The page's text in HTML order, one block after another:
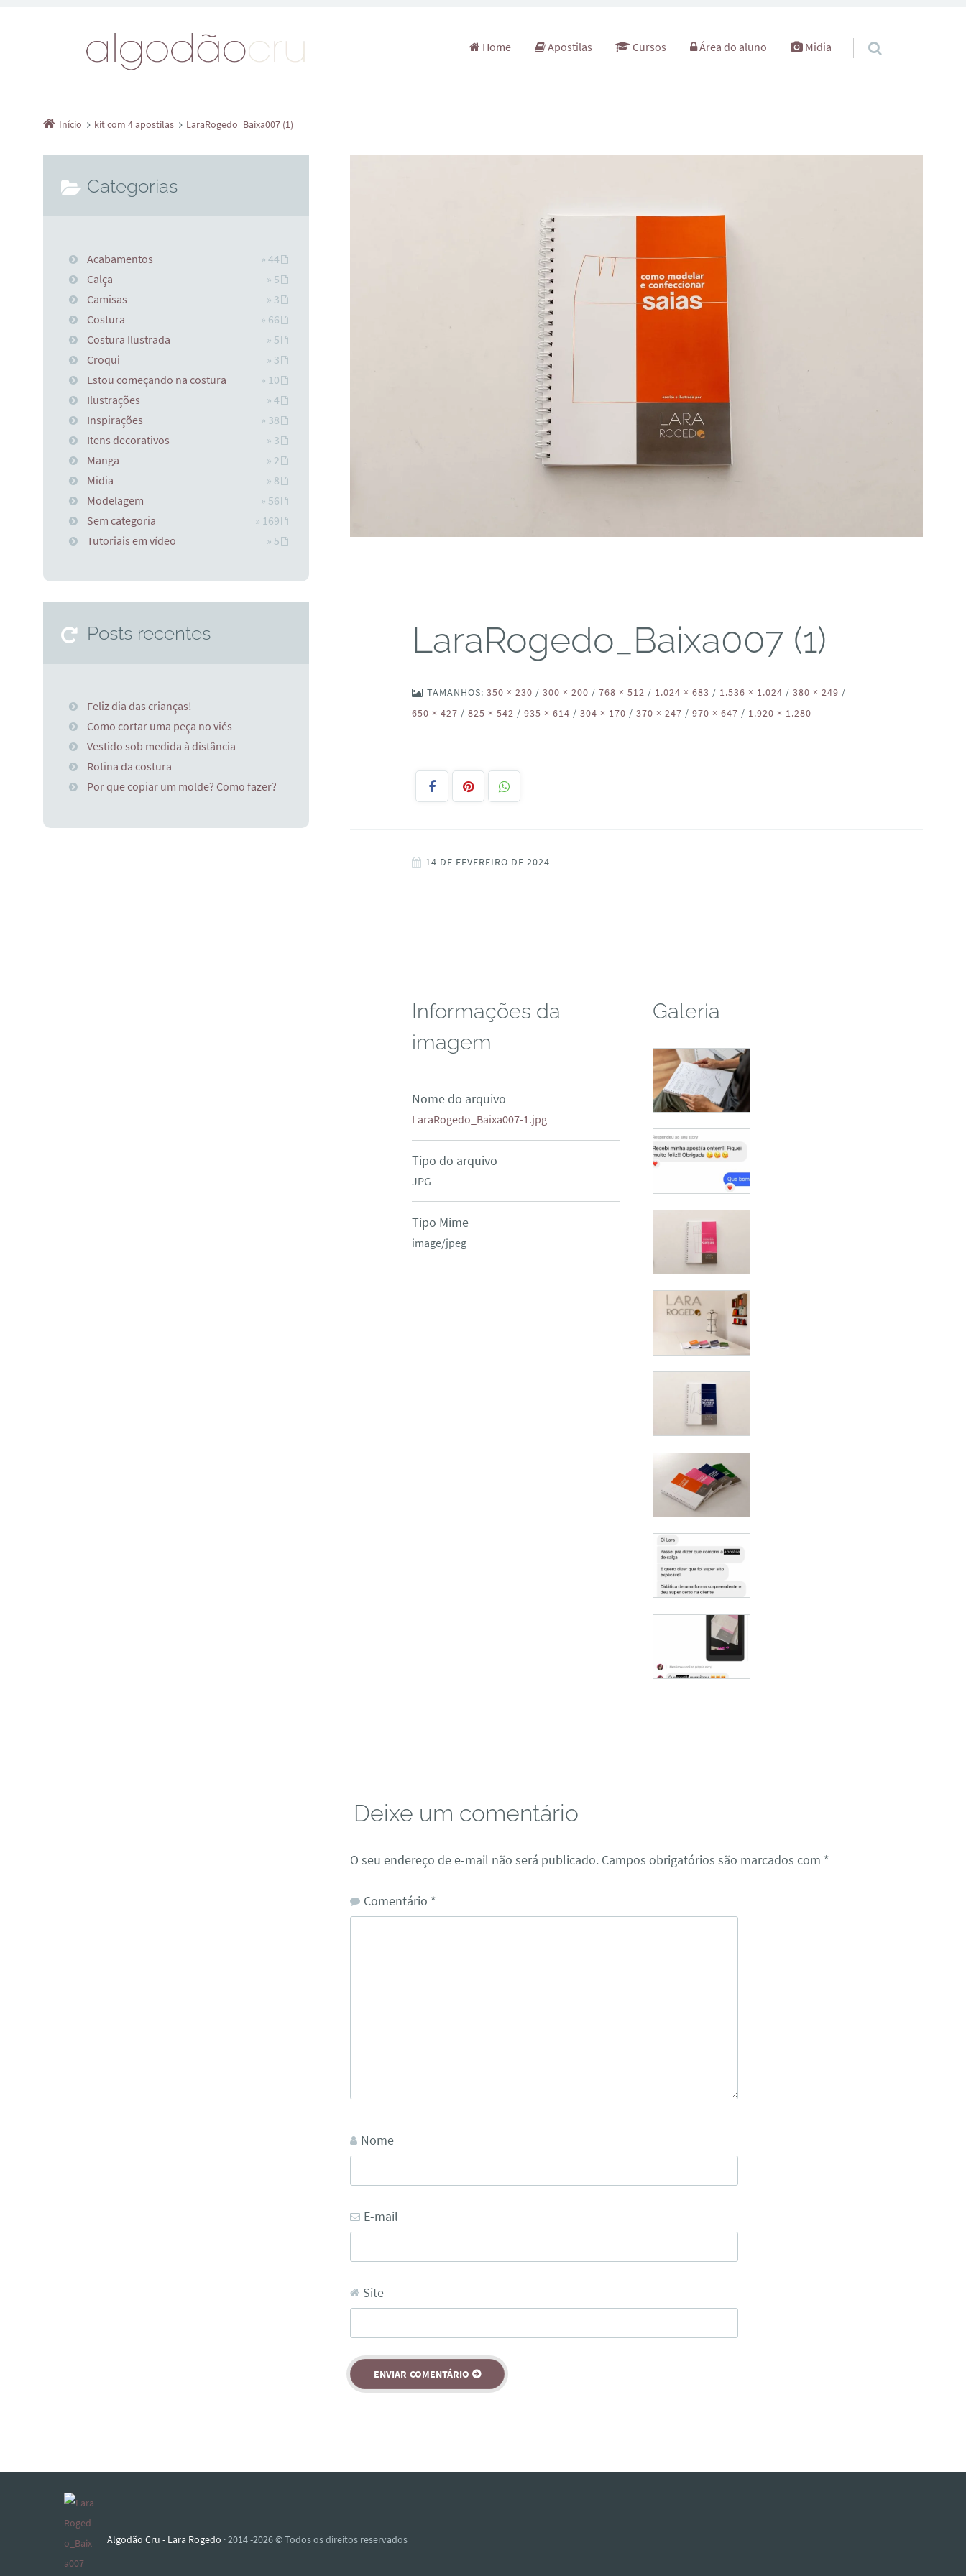
Pular para o conteúdo
Home Apostilas Cursos Área do aluno Midia
Início kit com 4 apostilas LaraRogedo_Baixa007 (1)
LaraRogedo_Baixa007 (1)
TAMANHOS:350 × 230 / 300 × 200 / 768 × 512 / 1.024 × 683 / 1.536 × 1.024 / 380 × 249 /
650 × 427 / 825 × 542 / 935 × 614 / 304 × 170 / 370 × 247 / 970 × 647 / 1.920 × 1.280
14 DE FEVEREIRO DE 2024
Informações da
imagem
Nome do arquivo
LaraRogedo_Baixa007-1.jpg
Tipo do arquivo
JPG
Tipo Mime
image/jpeg
Galeria
Deixe um comentário
O seu endereço de e-mail não será publicado. Campos obrigatórios são marcados com *
Comentário *
Nome
E-mail
Site
Categorias
Acabamentos
» 44
Calça
» 5
Camisas
» 3
Costura
» 66
Costura Ilustrada
» 5
Croqui
» 3
Estou começando na costura
» 10
Ilustrações
» 4
Inspirações
» 38
Itens decorativos
» 3
Manga
» 2
Midia
» 8
Modelagem
» 56
Sem categoria
» 169
Tutoriais em vídeo
» 5
Posts recentes
Feliz dia das crianças!
Como cortar uma peça no viés
Vestido sob medida à distância
Rotina da costura
Por que copiar um molde? Como fazer?
Algodão Cru - Lara Rogedo · 2014 -2026 © Todos os direitos reservados